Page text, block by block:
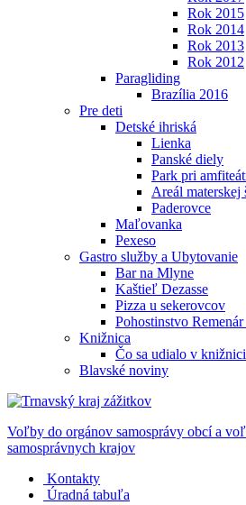
Rok 2015
Rok 2014
Rok 2013
Rok 2012
Paragliding
Brazília 2016
Pre deti
Detské ihriská
Lienka
Panské diely
Park pri
Areál materskej
Paderovce
Maľovanka
Pexeso
Gastro služby a Ubytovanie
Bar na Mlyne
Kaštieľ Dezasse
Pizza u sekerovcov
Pohostinstvo
Knižnica
Čo sa udialo v knižnici
Blavské noviny
Voľby do orgánov samosprávy obcí a
samosprávnych krajov
Kontakty
Úradná tabuľa